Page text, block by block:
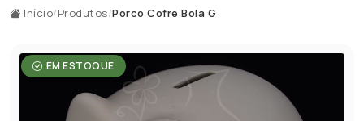
Início/Produtos/Porco Cofre Bola G
EM ESTOQUE